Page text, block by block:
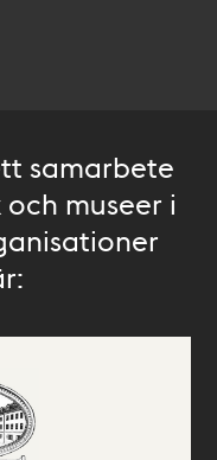
samarbete
museer i